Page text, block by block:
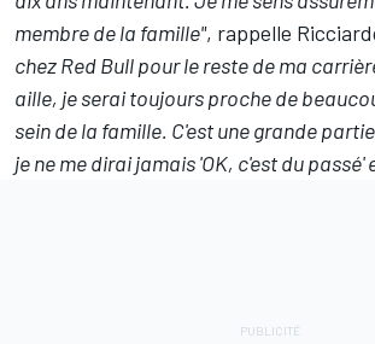
membre de la famille", rappelle
chez Red Bull pour le reste de ma
aille, je serai toujours proche de
sein de la famille. C'est une grande
je ne me dirai jamais 'OK, c'est du